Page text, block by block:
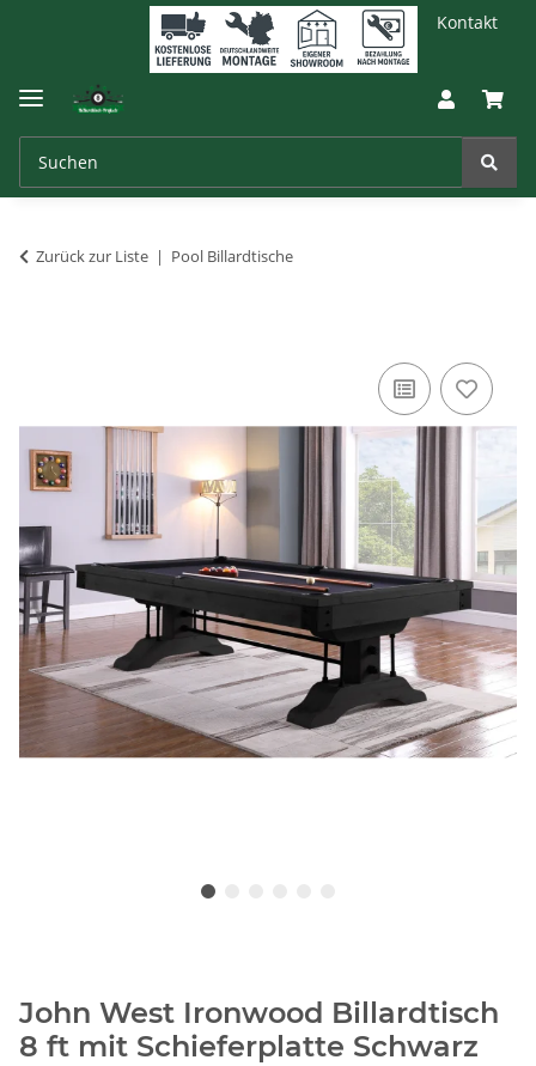
Kontakt
Zurück zur Liste Pool Billardtische
John West Ironwood Billardtisch
8 ft mit Schieferplatte Schwarz